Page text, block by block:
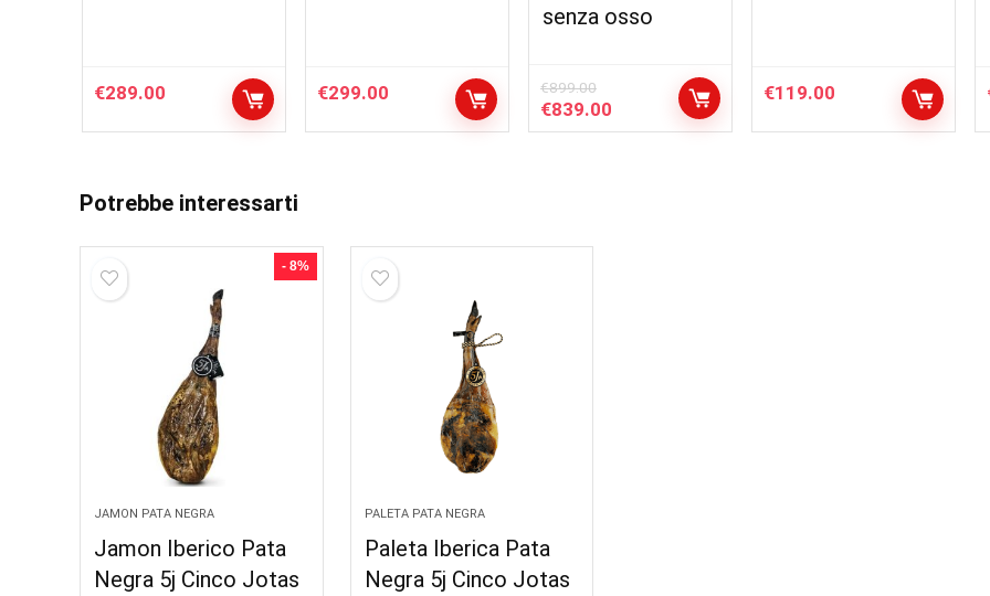
€289.00 €299.00
senza osso
€899.00
Il
prezzo
€839.00Il
prezzo
€119.00
Potrebbe interessarti
- 8%
JAMON PATA NEGRA
Jamon Iberico Pata
Negra 5j Cinco Jotas
PALETA PATA NEGRA
Paleta Iberica Pata
Negra 5j Cinco Jotas